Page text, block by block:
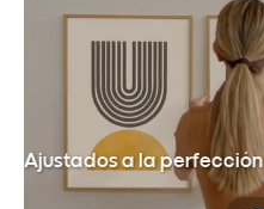
Ajustados a la perfección